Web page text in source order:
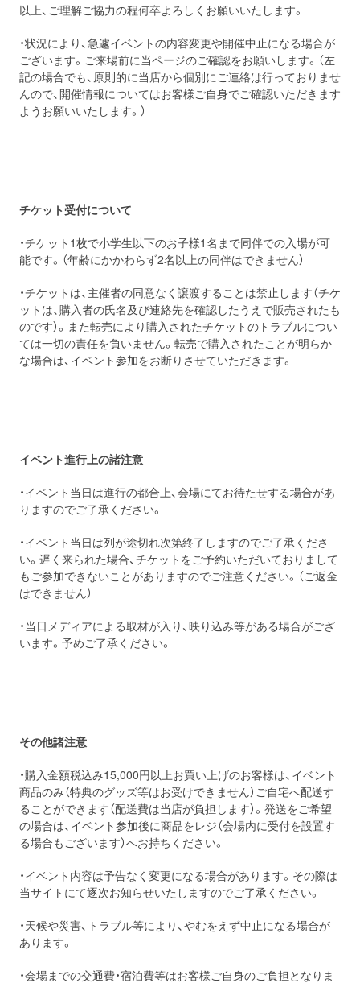
以上、ご理解ご協力の程何卒よろしくお願いいたします。
・状況により、急遽イベントの内容変更や開催中止になる場合が
ございます。ご来場前に当ページのご確認をお願いします。（左
記の場合でも、原則的に当店から個別にご連絡は行っておりませ
んので、開催情報についてはお客様ご自身でご確認いただきます
ようお願いいたします。）
チケット受付について
・チケット1枚で小学生以下のお子様1名まで同伴での入場が可
能です。（年齢にかかわらず2名以上の同伴はできません）
・チケットは、主催者の同意なく譲渡することは禁止します（チケ
ットは、購入者の氏名及び連絡先を確認したうえで販売されたも
のです）。また転売により購入されたチケットのトラブルについ
ては一切の責任を負いません。転売で購入されたことが明らか
な場合は、イベント参加をお断りさせていただきます。
イベント進行上の諸注意
・イベント当日は進行の都合上、会場にてお待たせする場合があ
りますのでご了承ください。
・イベント当日は列が途切れ次第終了しますのでご了承くださ
い。遅く来られた場合、チケットをご予約いただいておりまして
もご参加できないことがありますのでご注意ください。（ご返金
はできません）
・当日メディアによる取材が入り、映り込み等がある場合がござ
います。予めご了承ください。
その他諸注意
・購入金額税込み15,000円以上お買い上げのお客様は、イベント
商品のみ（特典のグッズ等はお受けできません）ご自宅へ配送す
ることができます（配送費は当店が負担します）。発送をご希望
の場合は、イベント参加後に商品をレジ（会場内に受付を設置す
る場合もございます）へお持ちください。
・イベント内容は予告なく変更になる場合があります。その際は
当サイトにて逐次お知らせいたしますのでご了承ください。
・天候や災害、トラブル等により、やむをえず中止になる場合が
あります。
・会場までの交通費・宿泊費等はお客様ご自身のご負担となりま